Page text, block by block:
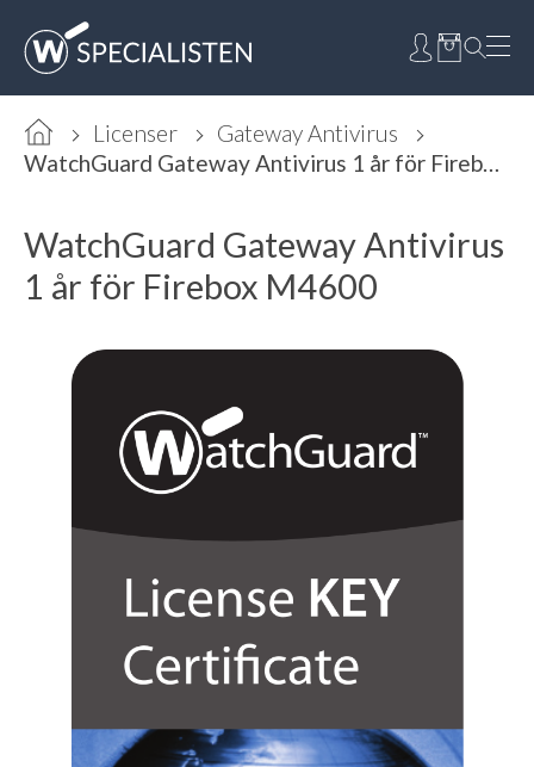
Licenser
Gateway Antivirus
WatchGuard Gateway Antivirus 1 år för Firebox M4600
WatchGuard Gateway Antivirus
1 år för Firebox M4600